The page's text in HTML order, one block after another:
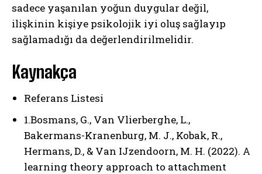
sadece yaşanılan yoğun duygular değil,
ilişkinin kişiye psikolojik iyi oluş sağlayıp
sağlamadığı da değerlendirilmelidir.
Kaynakça
Referans Listesi
1.Bosmans, G., Van Vlierberghe, L.,
Bakermans-Kranenburg, M. J., Kobak, R.,
Hermans, D., & Van IJzendoorn, M. H. (2022). A
learning theory approach to attachment